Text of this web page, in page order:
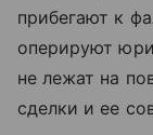
прибегают к
оперируют
не лежат на
сделки и ее